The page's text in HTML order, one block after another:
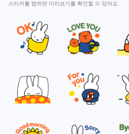
스티커를 탭하면 미리보기를 확인할 수 있어요.